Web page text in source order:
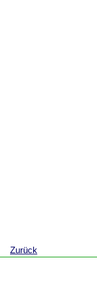
Zurück